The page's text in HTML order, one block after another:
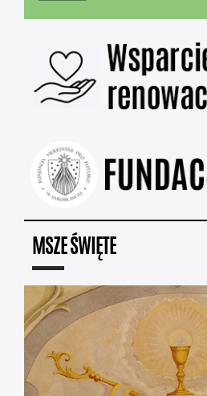
MSZE ŚWIĘTE